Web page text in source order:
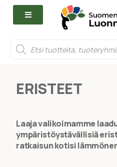
ERISTEET
Laaja valikoimamme
ympäristöystävällisiä
ratkaisun kotisi